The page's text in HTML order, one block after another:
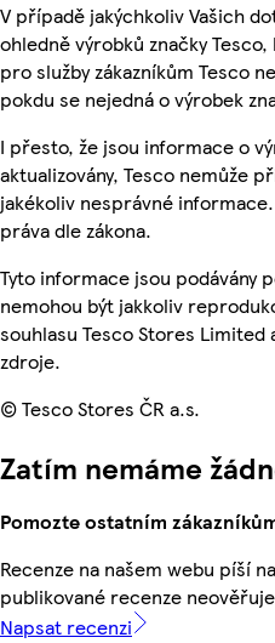
V případě jakýchkoliv Vašich
ohledně výrobků značky
pro služby zákazníkům Tesco
pokdu se nejedná o výrobek
I přesto, že jsou informace o
aktualizovány, Tesco nemůže
jakékoliv nesprávné informace.
práva dle zákona.
Tyto informace jsou podávány
nemohou být jakkoliv
souhlasu Tesco Stores Limited
zdroje.
© Tesco Stores ČR a.s.
Zatím nemáme
Pomozte ostatním
Recenze na našem webu píší
publikované recenze
Napsat recenzi